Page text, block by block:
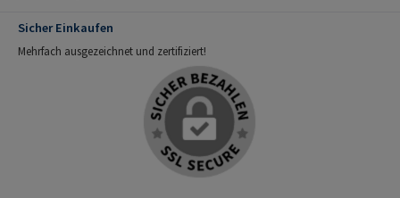
Sicher Einkaufen
Mehrfach ausgezeichnet und zertifiziert!